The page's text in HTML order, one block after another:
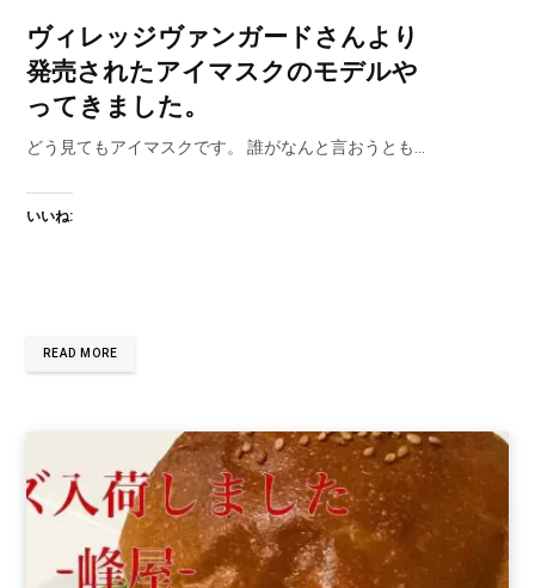
ヴィレッジヴァンガードさんより
発売されたアイマスクのモデルや
ってきました。
どう見てもアイマスクです。 誰がなんと言おうとも…
いいね:
READ MORE